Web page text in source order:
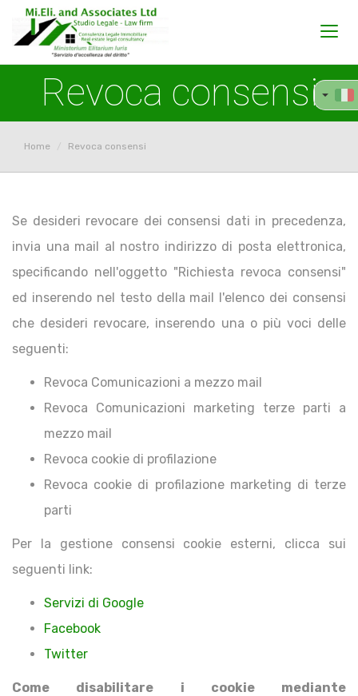
Revoca consensi
Home Revoca consensi
Se desideri revocare dei consensi dati in precedenza,
invia una mail al nostro indirizzo di posta elettronica,
specificando nell'oggetto "Richiesta revoca consensi"
ed inserendo nel testo della mail l'elenco dei consensi
che desideri revocare, inserendo una o più voci delle
seguenti:
Revoca Comunicazioni a mezzo mail
Revoca Comunicazioni marketing terze parti a
mezzo mail
Revoca cookie di profilazione
Revoca cookie di profilazione marketing di terze
parti
Per la gestione consensi cookie esterni, clicca sui
seguenti link:
Servizi di Google
Facebook
Twitter
Come disabilitare i cookie mediante